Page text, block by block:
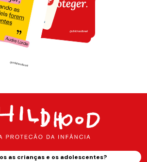
as crianças e os adolescentes?